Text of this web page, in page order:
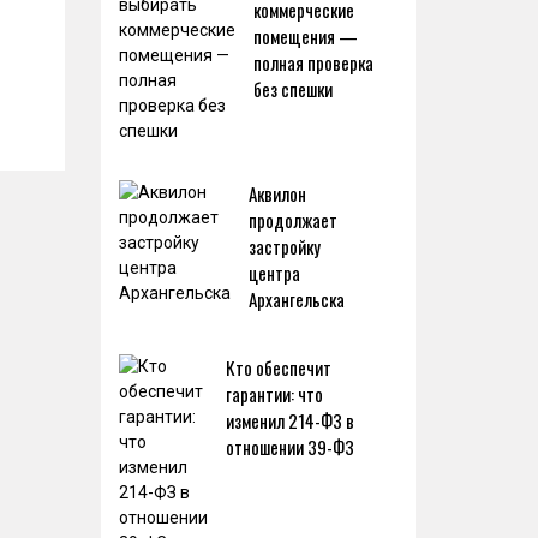
коммерческие
помещения —
полная проверка
без спешки
Аквилон
продолжает
застройку
центра
Архангельска
Кто обеспечит
гарантии: что
изменил 214-ФЗ в
отношении 39-ФЗ